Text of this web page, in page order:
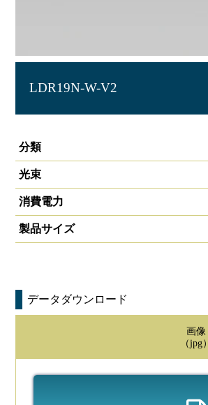
LDR19N-W-V2
分類
光束
消費電力
製品サイズ
データダウンロード
画像
（jpg）